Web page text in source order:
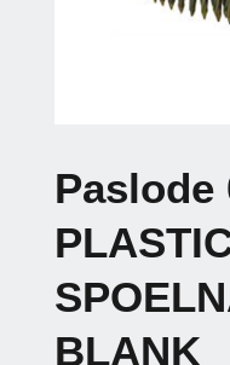
Paslode
BLANK